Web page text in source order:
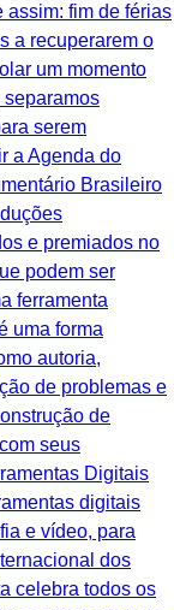
assim: fim de férias
a recuperarem o
um momento
separamos
serem
a Agenda do
Brasileiro
e premiados no
podem ser
ferramenta
uma forma
autoria,
de problemas e
de
seus
Digitais
digitais
e vídeo, para
dos
celebra todos os